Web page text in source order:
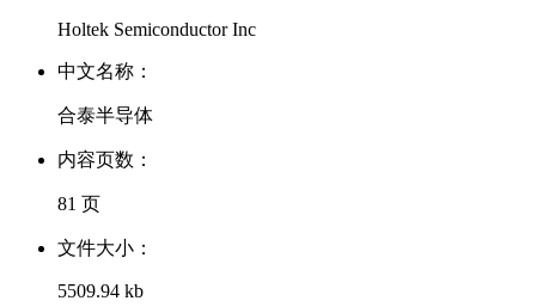
Holtek Semiconductor Inc
中文名称：
合泰半导体
内容页数：
81 页
文件大小：
5509.94 kb